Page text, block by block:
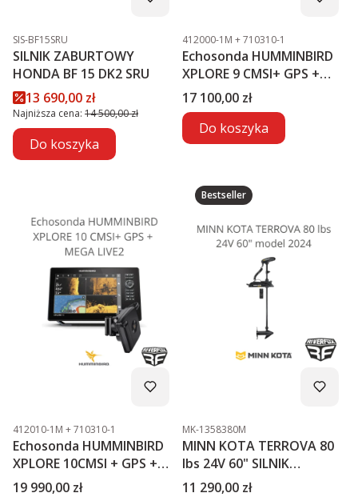
Kod produktu
SIS-BF15SRU
SILNIK ZABURTOWY
HONDA BF 15 DK2 SRU
Cena promocyjna
13 690,00 zł
Najniższa cena: 14 500,00 zł
Do koszyka
Kod produktu
412000-1M + 710310-1
Echosonda HUMMINBIRD
XPLORE 9 CMSI+ GPS +
MEGA LIVE2
Cena
17 100,00 zł
Do koszyka
Kod produktu
412010-1M + 710310-1
Echosonda HUMMINBIRD
XPLORE 10CMSI + GPS +
MEGA LIVE2
Cena
19 990,00 zł
Bestseller
Kod produktu
MK-1358380M
MINN KOTA TERROVA 80
lbs 24V 60" SILNIK
ELEKTRYCZNY
Cena
11 290,00 zł